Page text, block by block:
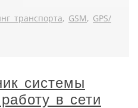
транспорта, GSM, GPS/
системы
в сети